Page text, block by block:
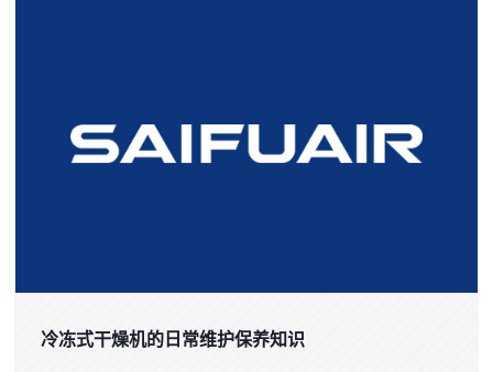
冷冻式干燥机的日常维护保养知识